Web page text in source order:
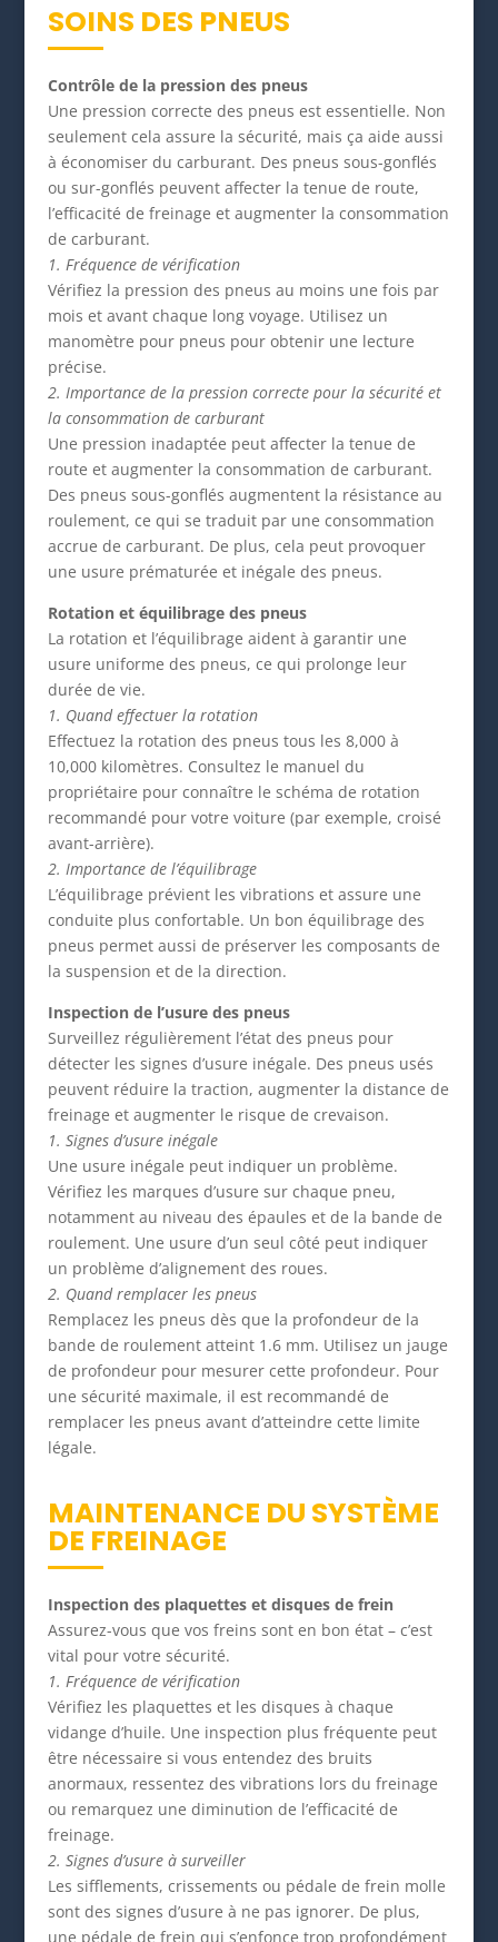
SOINS DES PNEUS
Contrôle de la pression des pneus
Une pression correcte des pneus est essentielle. Non
seulement cela assure la sécurité, mais ça aide aussi
à économiser du carburant. Des pneus sous-gonflés
ou sur-gonflés peuvent affecter la tenue de route,
l’efficacité de freinage et augmenter la consommation
de carburant.
1. Fréquence de vérification
Vérifiez la pression des pneus au moins une fois par
mois et avant chaque long voyage. Utilisez un
manomètre pour pneus pour obtenir une lecture
précise.
2. Importance de la pression correcte pour la sécurité et
la consommation de carburant
Une pression inadaptée peut affecter la tenue de
route et augmenter la consommation de carburant.
Des pneus sous-gonflés augmentent la résistance au
roulement, ce qui se traduit par une consommation
accrue de carburant. De plus, cela peut provoquer
une usure prématurée et inégale des pneus.
Rotation et équilibrage des pneus
La rotation et l’équilibrage aident à garantir une
usure uniforme des pneus, ce qui prolonge leur
durée de vie.
1. Quand effectuer la rotation
Effectuez la rotation des pneus tous les 8,000 à
10,000 kilomètres. Consultez le manuel du
propriétaire pour connaître le schéma de rotation
recommandé pour votre voiture (par exemple, croisé
avant-arrière).
2. Importance de l’équilibrage
L’équilibrage prévient les vibrations et assure une
conduite plus confortable. Un bon équilibrage des
pneus permet aussi de préserver les composants de
la suspension et de la direction.
Inspection de l’usure des pneus
Surveillez régulièrement l’état des pneus pour
détecter les signes d’usure inégale. Des pneus usés
peuvent réduire la traction, augmenter la distance de
freinage et augmenter le risque de crevaison.
1. Signes d’usure inégale
Une usure inégale peut indiquer un problème.
Vérifiez les marques d’usure sur chaque pneu,
notamment au niveau des épaules et de la bande de
roulement. Une usure d’un seul côté peut indiquer
un problème d’alignement des roues.
2. Quand remplacer les pneus
Remplacez les pneus dès que la profondeur de la
bande de roulement atteint 1.6 mm. Utilisez un jauge
de profondeur pour mesurer cette profondeur. Pour
une sécurité maximale, il est recommandé de
remplacer les pneus avant d’atteindre cette limite
légale.
MAINTENANCE DU SYSTÈME
DE FREINAGE
Inspection des plaquettes et disques de frein
Assurez-vous que vos freins sont en bon état – c’est
vital pour votre sécurité.
1. Fréquence de vérification
Vérifiez les plaquettes et les disques à chaque
vidange d’huile. Une inspection plus fréquente peut
être nécessaire si vous entendez des bruits
anormaux, ressentez des vibrations lors du freinage
ou remarquez une diminution de l’efficacité de
freinage.
2. Signes d’usure à surveiller
Les sifflements, crissements ou pédale de frein molle
sont des signes d’usure à ne pas ignorer. De plus,
une pédale de frein qui s’enfonce trop profondément